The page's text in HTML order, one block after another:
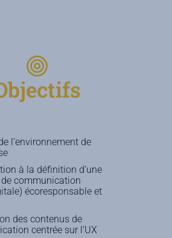
l’environnement de
à la définition d’une
communication
écoresponsable et
des contenus de
centrée sur l’UX